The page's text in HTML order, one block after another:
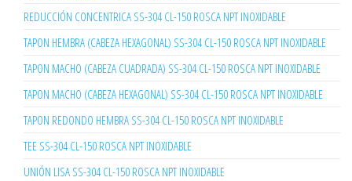
REDUCCIÓN CONCENTRICA SS-304 CL-150 ROSCA NPT INOXIDABLE
TAPON HEMBRA (CABEZA HEXAGONAL) SS-304 CL-150 ROSCA NPT INOXIDABLE
TAPON MACHO (CABEZA CUADRADA) SS-304 CL-150 ROSCA NPT INOXIDABLE
TAPON MACHO (CABEZA HEXAGONAL) SS-304 CL-150 ROSCA NPT INOXIDABLE
TAPON REDONDO HEMBRA SS-304 CL-150 ROSCA NPT INOXIDABLE
TEE SS-304 CL-150 ROSCA NPT INOXIDABLE
UNIÓN LISA SS-304 CL-150 ROSCA NPT INOXIDABLE